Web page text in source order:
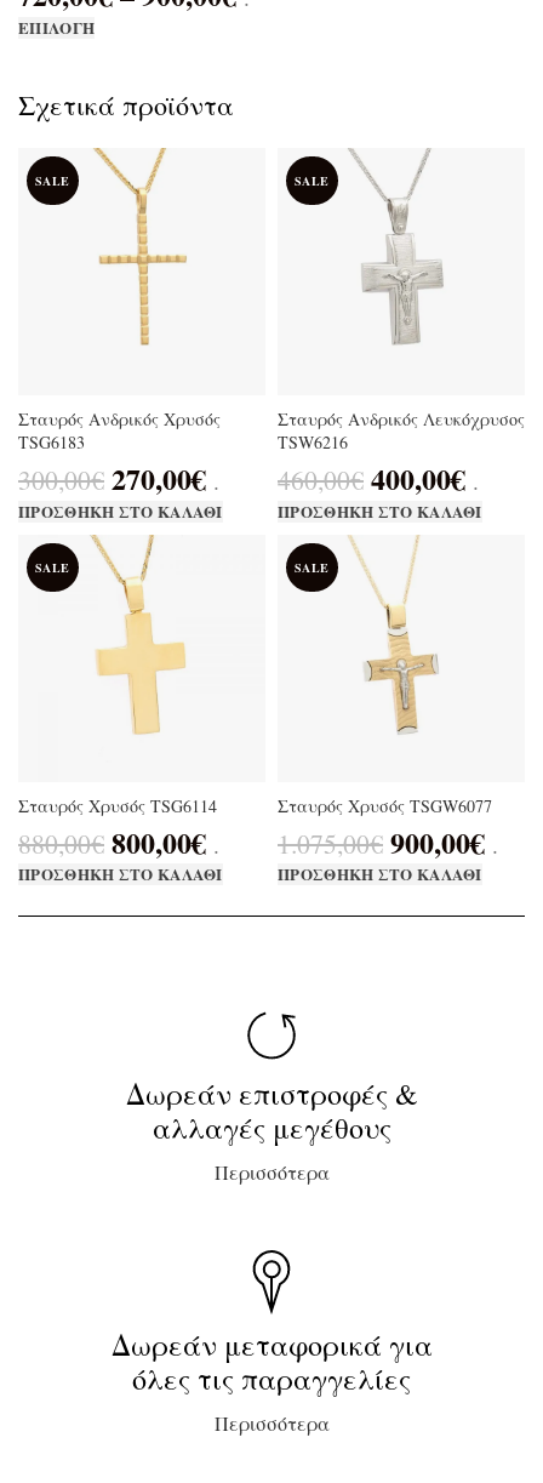
ΕΠΙΛΟΓΉ
Σχετικά προϊόντα
SALE
Σταυρός Ανδρικός Χρυσός
TSG6183
300,00€ 270,00€ .
ΠΡΟΣΘΉΚΗ ΣΤΟ ΚΑΛΆΘΙ
SALE
Σταυρός Ανδρικός Λευκόχρυσος
TSW6216
460,00€ 400,00€ .
ΠΡΟΣΘΉΚΗ ΣΤΟ ΚΑΛΆΘΙ
SALE
Σταυρός Χρυσός TSG6114
880,00€ 800,00€ .
ΠΡΟΣΘΉΚΗ ΣΤΟ ΚΑΛΆΘΙ
SALE
Σταυρός Χρυσός TSGW6077
1.075,00€ 900,00€ .
ΠΡΟΣΘΉΚΗ ΣΤΟ ΚΑΛΆΘΙ
Δωρεάν επιστροφές &
αλλαγές μεγέθους
Περισσότερα
Δωρεάν μεταφορικά για
όλες τις παραγγελίες
Περισσότερα